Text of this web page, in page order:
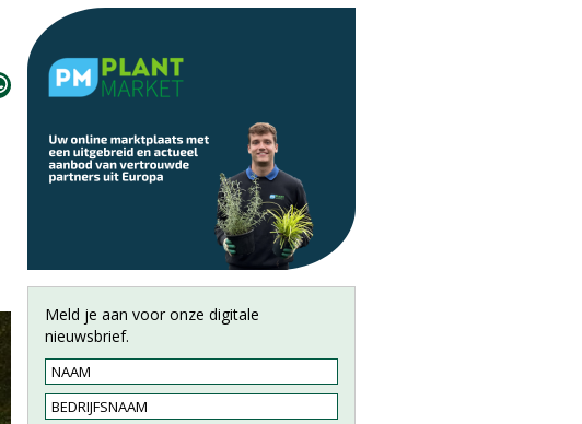
Meld je aan voor onze digitale
nieuwsbrief.